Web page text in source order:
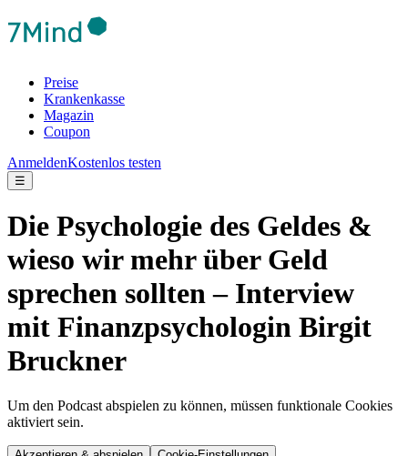
Preise
Krankenkasse
Magazin
Coupon
AnmeldenKostenlos testen
☰
Die Psychologie des Geldes &
wieso wir mehr über Geld
sprechen sollten – Interview
mit Finanzpsychologin Birgit
Bruckner
Um den Podcast abspielen zu können, müssen funktionale Cookies
aktiviert sein.